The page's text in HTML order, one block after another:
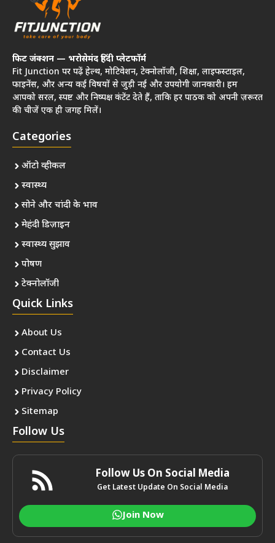
फिट जंक्शन — भरोसेमंद हिंदी प्लेटफॉर्म
Fit Junction पर पढ़ें हेल्थ, मोटिवेशन, टेक्नोलॉजी, शिक्षा, लाइफस्टाइल,
फाइनेंस, और अन्य कई विषयों से जुड़ी नई और उपयोगी जानकारी। हम
आपको सरल, स्पष्ट और निष्पक्ष कंटेंट देते हैं, ताकि हर पाठक को अपनी ज़रूरत
की चीजें एक ही जगह मिलें।
Categories
ऑटो व्हीकल
स्वास्थ्य
सोने और चांदी के भाव
मेहंदी डिज़ाइन
स्वास्थ्य सुझाव
पोषण
टेक्नोलॉजी
Quick Links
About Us
Contact Us
Disclaimer
Privacy Policy
Sitemap
Follow Us
Follow Us On Social Media
Get Latest Update On Social Media
Join Now